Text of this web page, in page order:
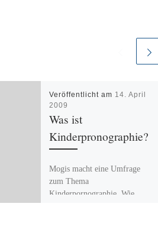
Veröffentlicht am 14. April
2009
Was ist
Kinderpronographie?
Mogis macht eine Umfrage
zum Thema
Kinderpornographie. Wie